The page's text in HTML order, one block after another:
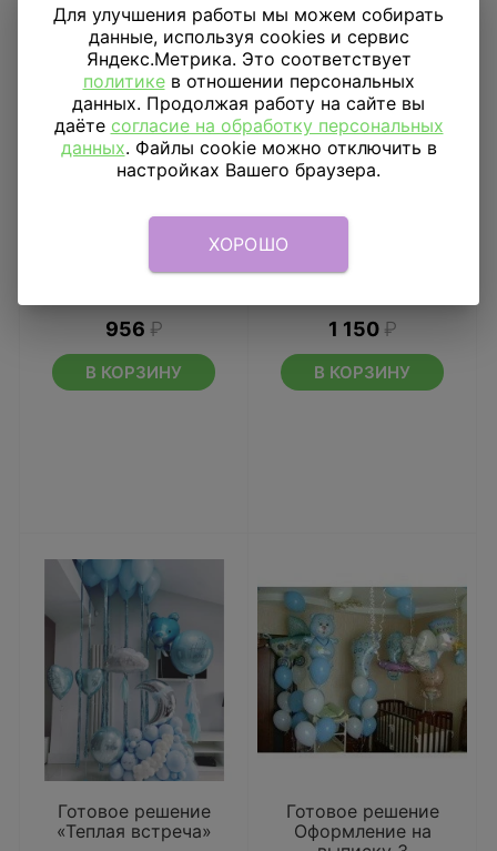
Медвежонок девочка
956 ₽
В КОРЗИНУ
розой
1 150 ₽
В КОРЗИНУ
Готовое решение
«Теплая встреча»
Готовое решение
Оформление на
Для улучшения работы мы можем собирать
данные, используя cookies и сервис
Яндекс.Метрика. Это соответствует
политикев отношении персональных
данных. Продолжая работу на сайте вы
даёте согласие на обработку персональных
данных. Файлы cookie можно отключить в
настройках Вашего браузера.
ХОРОШО